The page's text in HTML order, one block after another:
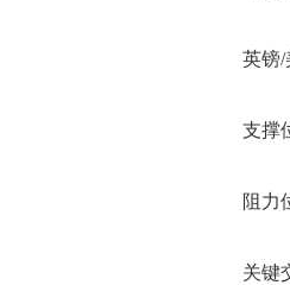
英镑/
支撑位
阻力位
关键交